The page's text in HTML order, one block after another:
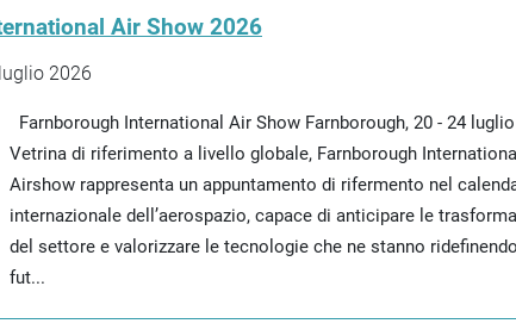
Air Show 2026
2026
Farnborough International Air Show Farnborough, 20 - 24
Vetrina di riferimento a livello globale, Farnborough International
Airshow rappresenta un appuntamento di rifermento nel
internazionale dell’aerospazio, capace di anticipare le
del settore e valorizzare le tecnologie che ne stanno
fut...